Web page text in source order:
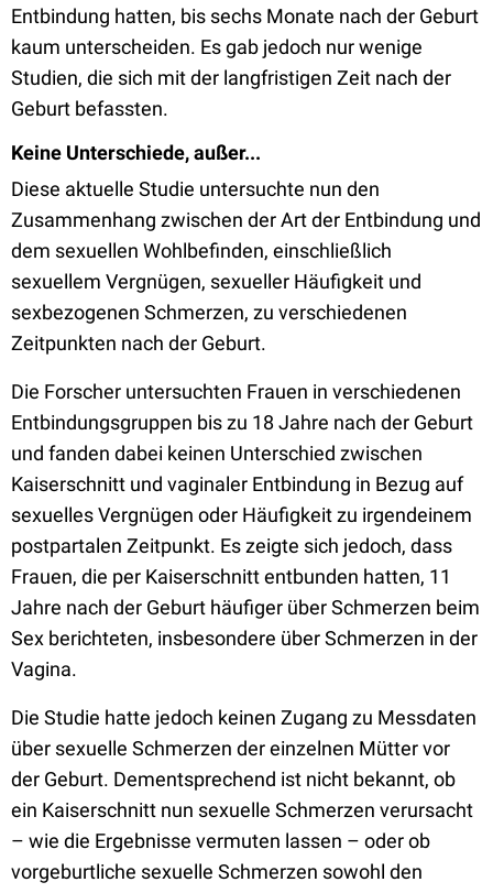
Entbindung hatten, bis sechs Monate nach der Geburt
kaum unterscheiden. Es gab jedoch nur wenige
Studien, die sich mit der langfristigen Zeit nach der
Geburt befassten.
Keine Unterschiede, außer...
Diese aktuelle Studie untersuchte nun den
Zusammenhang zwischen der Art der Entbindung und
dem sexuellen Wohlbefinden, einschließlich
sexuellem Vergnügen, sexueller Häufigkeit und
sexbezogenen Schmerzen, zu verschiedenen
Zeitpunkten nach der Geburt.
Die Forscher untersuchten Frauen in verschiedenen
Entbindungsgruppen bis zu 18 Jahre nach der Geburt
und fanden dabei keinen Unterschied zwischen
Kaiserschnitt und vaginaler Entbindung in Bezug auf
sexuelles Vergnügen oder Häufigkeit zu irgendeinem
postpartalen Zeitpunkt. Es zeigte sich jedoch, dass
Frauen, die per Kaiserschnitt entbunden hatten, 11
Jahre nach der Geburt häufiger über Schmerzen beim
Sex berichteten, insbesondere über Schmerzen in der
Vagina.
Die Studie hatte jedoch keinen Zugang zu Messdaten
über sexuelle Schmerzen der einzelnen Mütter vor
der Geburt. Dementsprechend ist nicht bekannt, ob
ein Kaiserschnitt nun sexuelle Schmerzen verursacht
– wie die Ergebnisse vermuten lassen – oder ob
vorgeburtliche sexuelle Schmerzen sowohl den